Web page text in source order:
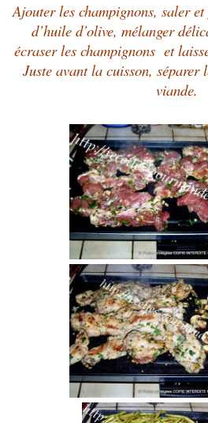
Ajouter les champignons, saler
d’huile d’olive, mélanger
écraser les champignons et
Juste avant la cuisson, séparer
viande.